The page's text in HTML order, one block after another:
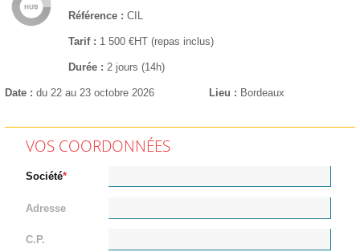
Référence CIL
Tarif 1 500 €HT (repas inclus)
Durée 2 jours (14h)
Date du 22 au 23 octobre 2026 Lieu Bordeaux
VOS COORDONNÉES
Société
Adresse
C.P.